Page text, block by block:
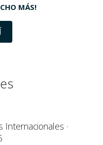
MÁS!
Internacionales ·